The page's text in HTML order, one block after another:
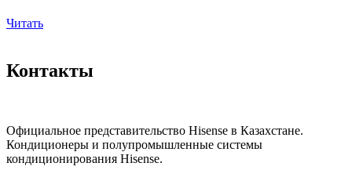
Читать
Контакты
Официальное представительство Hisense в Казахстане.
Кондиционеры и полупромышленные системы
кондиционирования Hisense.